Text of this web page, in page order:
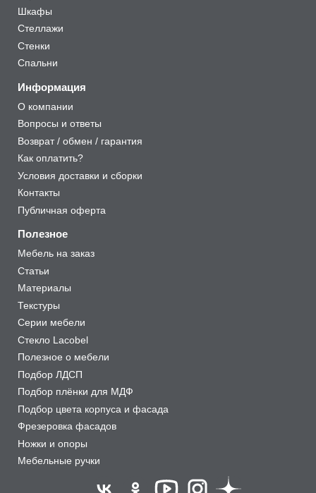
Шкафы
Стеллажи
Стенки
Спальни
Информация
О компании
Вопросы и ответы
Возврат / обмен / гарантия
Как оплатить?
Условия доставки и сборки
Контакты
Публичная оферта
Полезное
Мебель на заказ
Статьи
Материалы
Текстуры
Серии мебели
Стекло Lacobel
Полезное о мебели
Подбор ЛДСП
Подбор плёнки для МДФ
Подбор цвета корпуса и фасада
Фрезеровка фасадов
Ножки и опоры
Мебельные ручки